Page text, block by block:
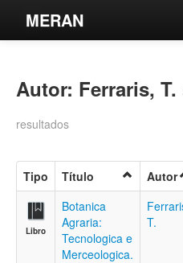
MERAN
Búsqueda Avanzada
Contacto
Iniciar sesión
Autor: Ferraris, T.
resultados
Tipo Título Autor
Libro
Botanica
Agraria:
Tecnologica e
Merceologica.
T.